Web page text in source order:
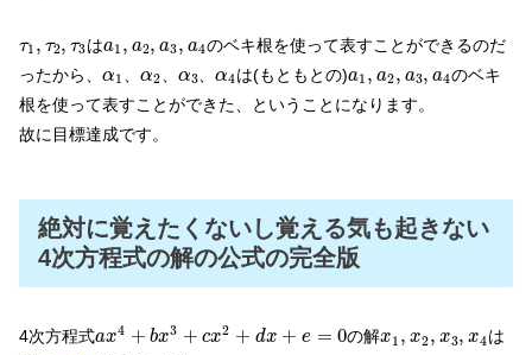
τ1 , τ2, τ3
τ1 τ2 τ3はa1 , a2, a3, a4
a1 a2 a3 a4のベキ根を使って表すことができるのだ
ったから、 α1
α1 α2
α2 α3
α3 、α4
α4は(もともとの)a1 , a2, a3, a4
a1 a2 a3 a4のベキ
根を使って表すことができた、ということになります。
故に目標達成です。
絶対に覚えたくないし覚える気も起きない
4次方程式の解の公式の完全版
4次方程式ax4 + bx3 + cx2 + dx + e = 0
4 + x 3+ c +d x e 0
の解x1 , x2, x3, x4
x1 x2 x3, x4 は